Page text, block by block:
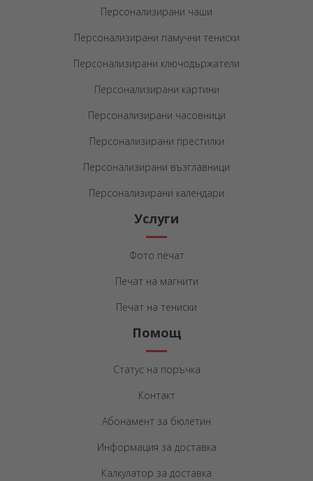
Персонализирани чаши
Персонализирани памучни тениски
Персонализирани ключодържатели
Персонализирани картини
Персонализирани часовници
Персонализирани престилки
Персонализирани възглавници
Персонализирани календари
Услуги
Фото печат
Печат на магнити
Печат на тениски
Помощ
Статус на поръчка
Контакт
Абонамент за бюлетин
Информация за доставка
Калкулатор за доставка